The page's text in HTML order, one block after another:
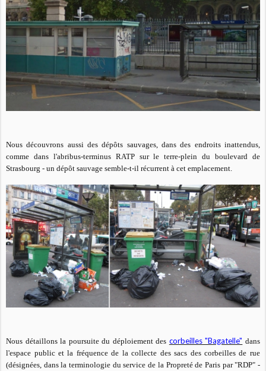
Nous découvrons aussi des dépôts sauvages, dans des endroits inattendus,
comme dans l'abribus-terminus RATP sur le terre-plein du boulevard de
Strasbourg - un dépôt sauvage semble-t-il récurrent à cet emplacement.
Nous détaillonsla poursuite du déploiement des corbeilles "Bagatelle" dans
l'espace public etla fréquence de la collecte des sacs des corbeilles de rue
(désignées, dans la terminologie du service de la Propreté de Paris par "RDP" -